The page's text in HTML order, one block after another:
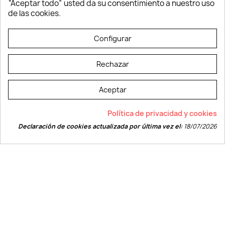
Vestuario laboral
© LEVELPRINT - 2026
La página dispone de código accesible según las normas dictadas por la
W3C
“Aceptar todo” usted da su consentimiento a nuestro uso
de las cookies.
Configurar
Rechazar
Aceptar
Política de privacidad y cookies
Declaración de cookies actualizada por última vez el:18/07/2026